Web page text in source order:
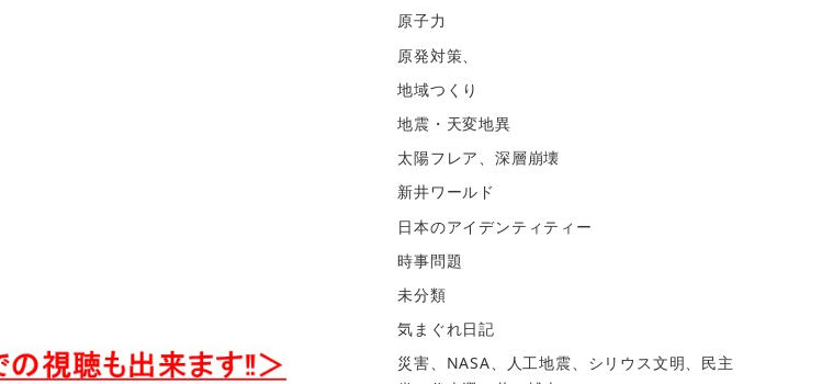
原子力
原発対策、
地域つくり
地震・天変地異
太陽フレア、深層崩壊
新井ワールド
日本のアイデンティティー
時事問題
未分類
気まぐれ日記
災害、NASA、人工地震、シリウス文明、民主